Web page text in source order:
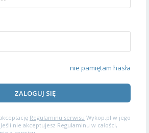
nie pamiętam hasła
ZALOGUJ SIĘ
Regulaminu serwisu Wykop.pl w jego
nie akceptujesz Regulaminu w całości,